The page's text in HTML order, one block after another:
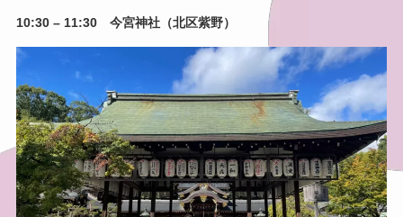
10:30 – 11:30 今宮神社（北区紫野）